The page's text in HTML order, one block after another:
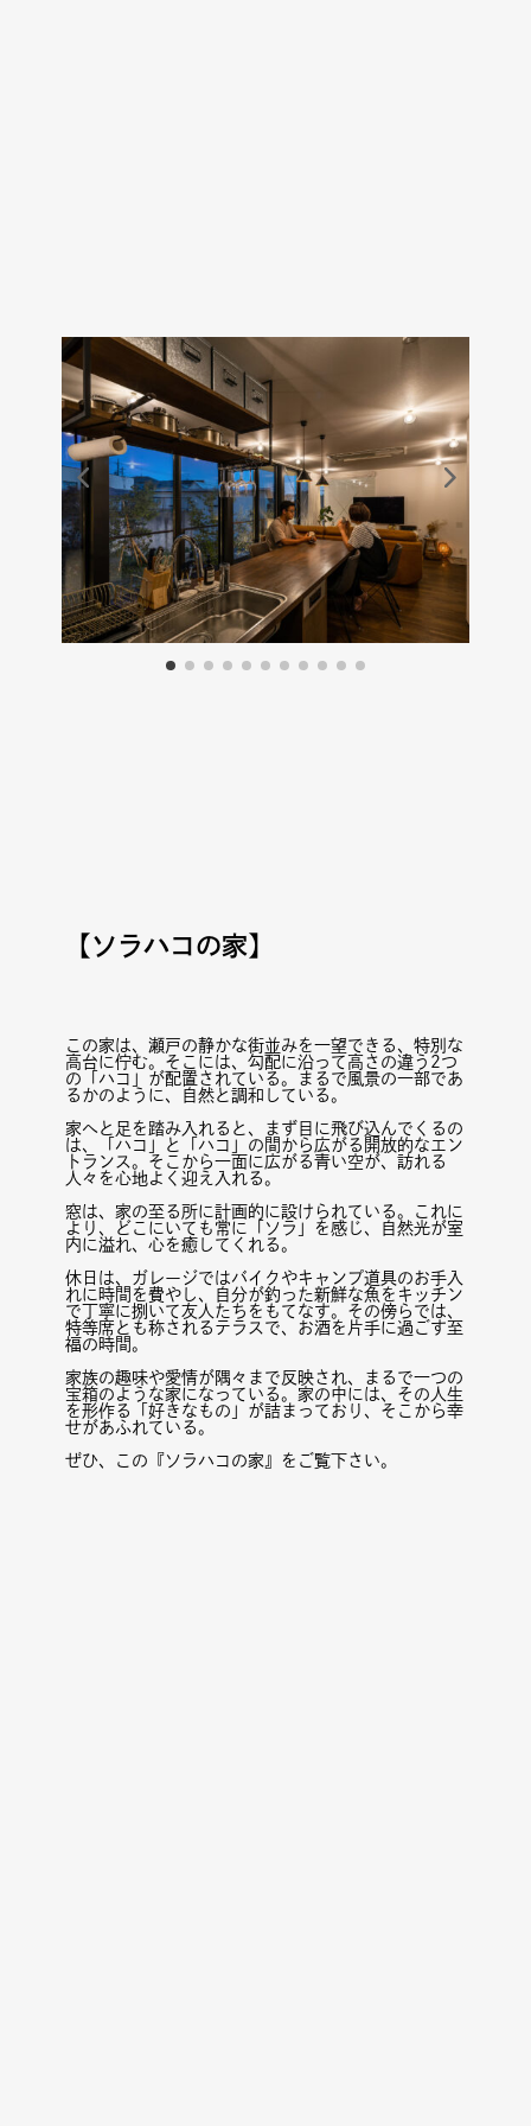
【ソラハコの家】
この家は、瀬戸の静かな街並みを一望できる、特別な
高台に佇む。そこには、勾配に沿って高さの違う2つ
の「ハコ」が配置されている。まるで風景の一部であ
るかのように、自然と調和している。
家へと足を踏み入れると、まず目に飛び込んでくるの
は、「ハコ」と「ハコ」の間から広がる開放的なエン
トランス。そこから一面に広がる青い空が、訪れる
人々を心地よく迎え入れる。
窓は、家の至る所に計画的に設けられている。これに
より、どこにいても常に「ソラ」を感じ、自然光が室
内に溢れ、心を癒してくれる。
休日は、ガレージではバイクやキャンプ道具のお手入
れに時間を費やし、自分が釣った新鮮な魚をキッチン
で丁寧に捌いて友人たちをもてなす。その傍らでは、
特等席とも称されるテラスで、お酒を片手に過ごす至
福の時間。
家族の趣味や愛情が隅々まで反映され、まるで一つの
宝箱のような家になっている。家の中には、その人生
を形作る「好きなもの」が詰まっており、そこから幸
せがあふれている。
ぜひ、この『ソラハコの家』をご覧下さい。